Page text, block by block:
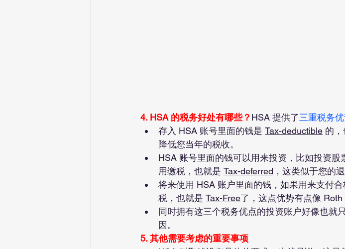
4. HSA 的税务好处有哪些？ HSA 提供了三重税务
存入 HSA 账号里面的钱是 Tax-deductible 的
降低您当年的税收。
HSA 账号里面的钱可以用来投资，比如投资
用缴税，也就是 Tax-deferred ，这类似于您的
将来使用 HSA 账户里面的钱，如果用来支付
税，也就是 Tax-Free了，这点优势有点像 Roth
同时拥有这三个税务优点的投资账户好像也就
因。
5. 其他需要考虑的重要事项